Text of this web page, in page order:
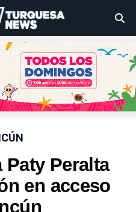
Paty Peralta
en acceso